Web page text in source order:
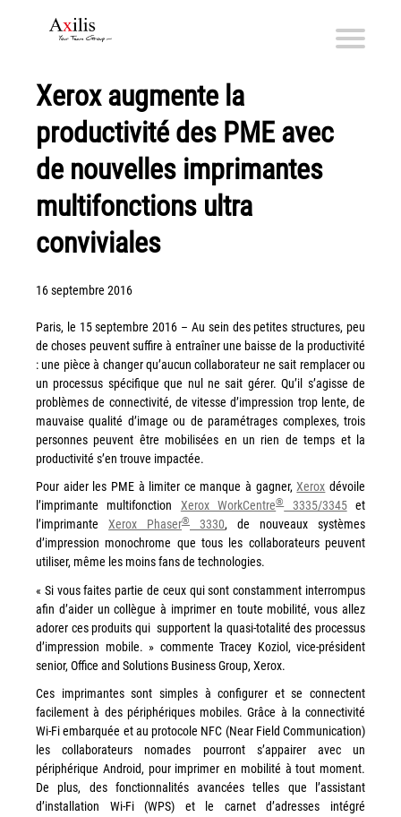
Axilis et ses engagements
Qui sommes-nous
Solutions dématérialisation
Dématérialisation du courrier sortant
Numérisation des Notes de Frais
Numérisation intelligente
Partage de fichiers et collaboration en mode sécurisé
Xerox® DocuShare®
Workplace Solutions
Workflow Central
Simplifiez la gestion RH de votre entreprise avec un logiciel
tout-en-un
Gammes d’équipements et services d’impression
Imprimantes de bureau
Multifonctions
Presses numériques et imprimantes de production
Traceurs grands formats
Imprimante Xerox® PrimeLink® PrimeLink C9200
Gamme d’imprimantes Xerox® AltaLink® C8200 à
capacités d’impression élevées
Xerox® VersaLink® C405 C415 — Multifonction A4
couleur
Xerox augmente la
productivité des PME avec
de nouvelles imprimantes
multifonctions ultra
conviviales
16 septembre 2016
Paris, le 15 septembre 2016 – Au sein des petites structures, peu
de choses peuvent suffire à entraîner une baisse de la productivité
: une pièce à changer qu’aucun collaborateur ne sait remplacer ou
un processus spécifique que nul ne sait gérer. Qu’il s’agisse de
problèmes de connectivité, de vitesse d’impression trop lente, de
mauvaise qualité d’image ou de paramétrages complexes, trois
personnes peuvent être mobilisées en un rien de temps et la
productivité s’en trouve impactée.
Pour aider les PME à limiter ce manque à gagner,Xerox dévoile
l’imprimante multifonction Xerox WorkCentre®3335/3345et
l’imprimante Xerox Phaser® 3330, de nouveaux systèmes
d’impression monochrome que tous les collaborateurs peuvent
utiliser, même les moins fans de technologies.
« Si vous faites partie de ceux qui sont constamment interrompus
afin d’aider un collègue à imprimer en toute mobilité, vous allez
adorer ces produits qui supportent la quasi-totalité des processus
d’impression mobile. » commente Tracey Koziol, vice-président
senior, Office and Solutions Business Group, Xerox.
Ces imprimantes sont simples à configurer et se connectent
facilement à des périphériques mobiles. Grâce à la connectivité
Wi-Fi embarquée et au protocole NFC (Near Field Communication)
les collaborateurs nomades pourront s’appairer avec un
périphérique Android, pour imprimer en mobilité à tout moment.
De plus, des fonctionnalités avancées telles que l’assistant
d’installation Wi-Fi (WPS) et le carnet d’adresses intégré